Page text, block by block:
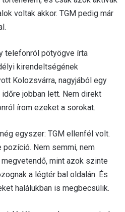
voltak akkor. TGM pedig már
telefonról pötyögve írta
kirendeltségének
Kolozsvárra, nagyjából egy
jobban lett. Nem direkt
írom ezeket a sorokat.
egyszer: TGM ellenfél volt.
pozíció. Nem semmi, nem
mint azok szinte
a légtér bal oldalán. És
halálukban is megbecsülik.